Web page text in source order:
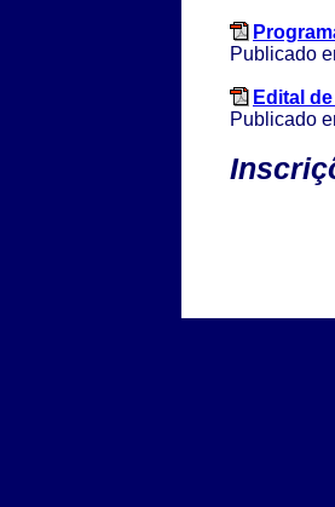
Publicado
Edital
Publicado